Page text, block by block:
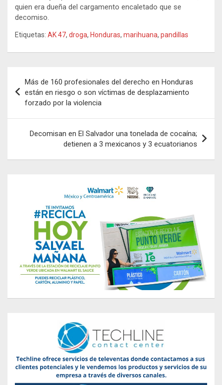
quien era dueña del cargamento encaletado que se
decomiso.
Etiquetas: AK 47, droga, Honduras, marihuana, pandillas
de
entradas
Más de 160 profesionales del derecho en Honduras
están en riesgo o son víctimas de desplazamiento
forzado por la violencia
Decomisan en El Salvador una tonelada de cocaína;
detienen a 3 mexicanos y 3 ecuatorianos